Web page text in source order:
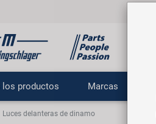
los productos Marcas
Luces delanteras de dinamo